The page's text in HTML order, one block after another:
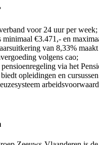
voor 24 uur per week;
minimaal €3.471,- en
van 8,33%
volgens cao;
pensioenregeling via het
opleidingen en